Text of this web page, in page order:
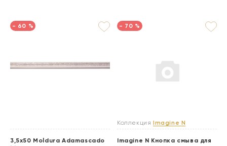
- 60 %
3,5x50 Moldura Adamascado
- 70 %
Коллекция Imagine N
Imagine N Кнопка смыва для